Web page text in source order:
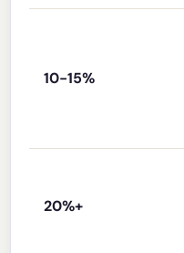
10-15%
20%+